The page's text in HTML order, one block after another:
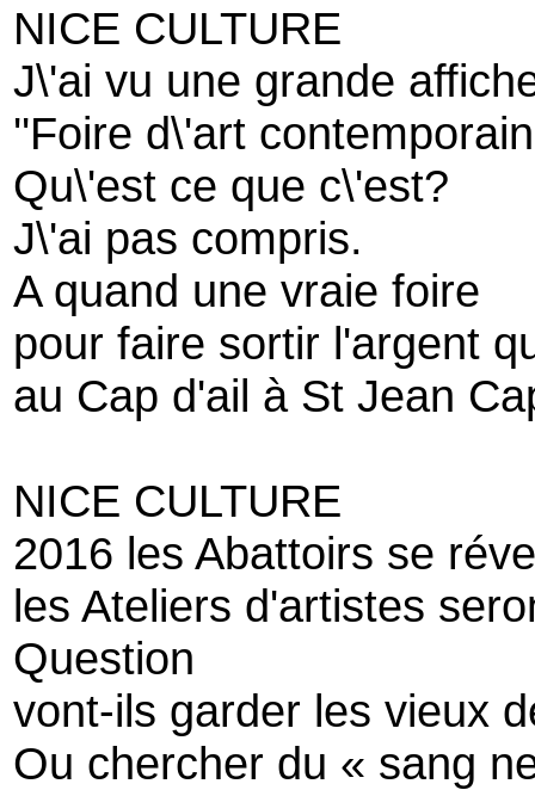
NICE CULTURE
J\'ai vu une grande
''Foire d\'art
Qu\'est ce que c\'est?
J\'ai pas compris.
A quand une vraie foire
pour faire sortir l'argent
au Cap d'ail à St Jean
NICE CULTURE
2016 les Abattoirs se
les Ateliers d'artistes
Question
vont-ils garder les vieux
Ou chercher du « sang